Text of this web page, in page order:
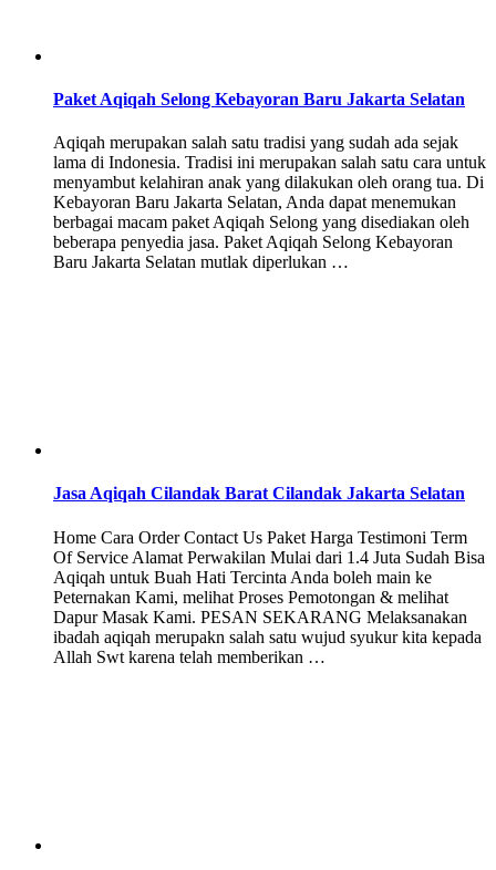
Paket Aqiqah Selong Kebayoran Baru Jakarta Selatan
Aqiqah merupakan salah satu tradisi yang sudah ada sejak
lama di Indonesia. Tradisi ini merupakan salah satu cara untuk
menyambut kelahiran anak yang dilakukan oleh orang tua. Di
Kebayoran Baru Jakarta Selatan, Anda dapat menemukan
berbagai macam paket Aqiqah Selong yang disediakan oleh
beberapa penyedia jasa. Paket Aqiqah Selong Kebayoran
Baru Jakarta Selatan mutlak diperlukan …
Jasa Aqiqah Cilandak Barat Cilandak Jakarta Selatan
Home Cara Order Contact Us Paket Harga Testimoni Term
Of Service Alamat Perwakilan Mulai dari 1.4 Juta Sudah Bisa
Aqiqah untuk Buah Hati Tercinta Anda boleh main ke
Peternakan Kami, melihat Proses Pemotongan & melihat
Dapur Masak Kami. PESAN SEKARANG Melaksanakan
ibadah aqiqah merupakn salah satu wujud syukur kita kepada
Allah Swt karena telah memberikan …